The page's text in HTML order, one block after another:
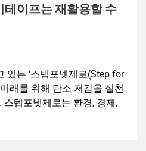
이프는 재활용할 수
있는 ‘스텝포넷제로(Step for
래를 위해 탄소 저감을 실천
텝포넷제로는 환경, 경제,